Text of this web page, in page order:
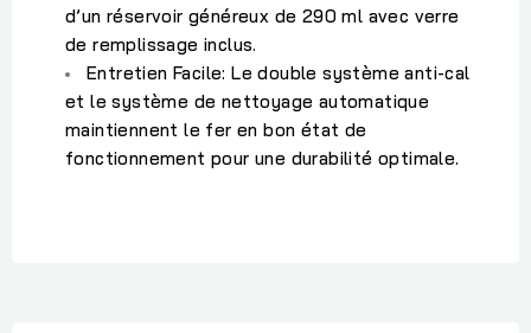
d’un réservoir généreux de 290 ml avec verre
de remplissage inclus.
Entretien Facile: Le double système anti-cal
et le système de nettoyage automatique
maintiennent le fer en bon état de
fonctionnement pour une durabilité optimale.